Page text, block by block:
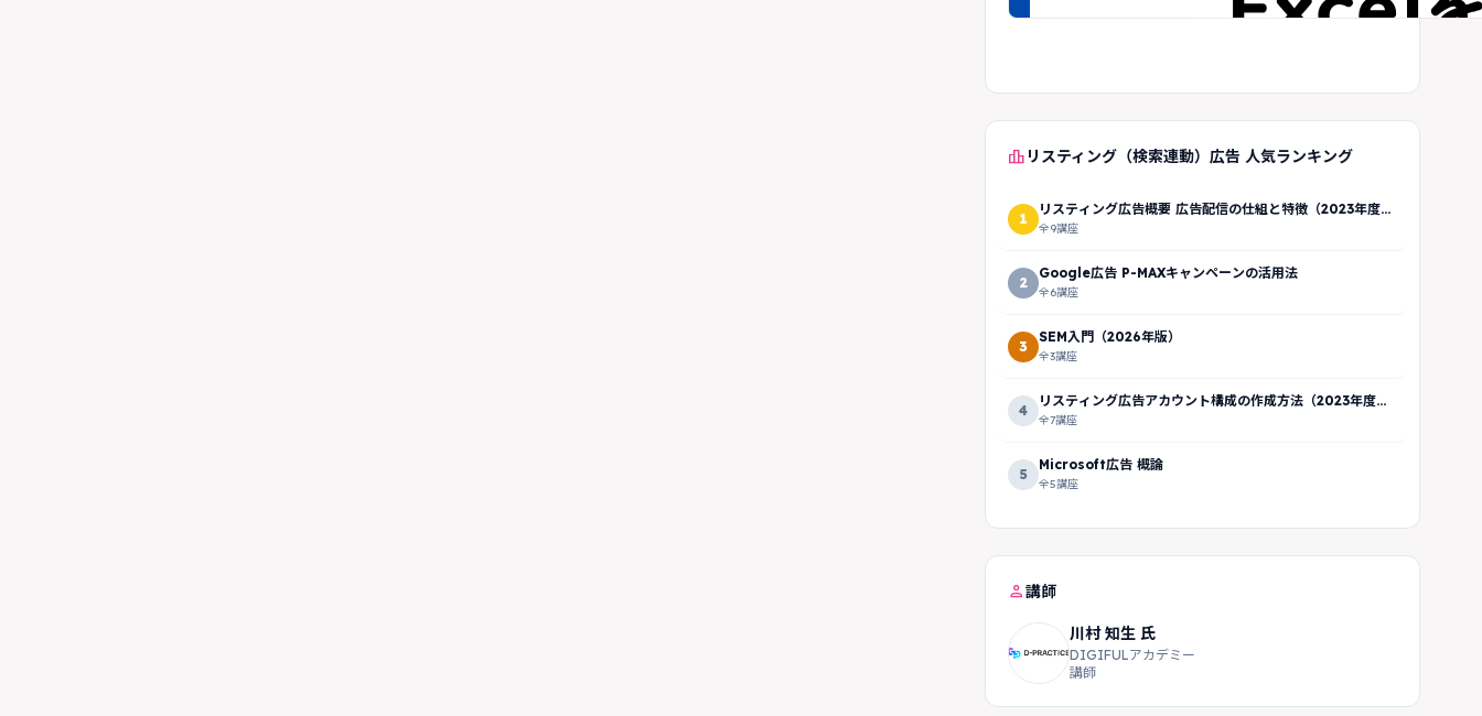
leaderboard リスティング（検索連動）広告 人気ランキング
1
リスティング広告概要 広告配信の仕組と特徴（2023年度
版）
全9講座
2
Google広告 P-MAXキャンペーンの活用法
全6講座
3
SEM入門（2026年版）
全3講座
4
リスティング広告アカウント構成の作成方法（2023年度
版）
全7講座
5
Microsoft広告 概論
全5講座
person講師
川村 知生 氏
DIGIFULアカデミー
講師